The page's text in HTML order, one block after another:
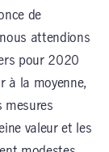
de
attendions
pour 2020
à la moyenne,
mesures
valeur et les